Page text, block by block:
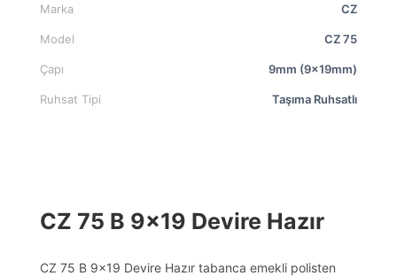
Marka CZ
Model CZ 75
Çapı 9mm (9x19mm)
Ruhsat Tipi Taşıma Ruhsatlı
CZ 75 B 9×19 Devire Hazır
CZ 75 B 9×19 Devire Hazır tabanca emekli polisten